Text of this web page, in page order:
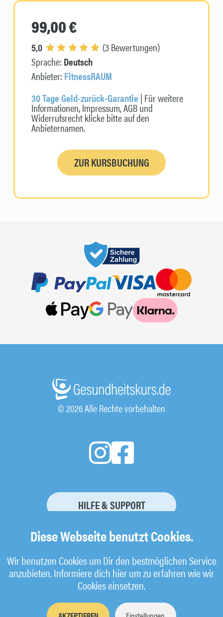
99,00 €
5,0
(3 Bewertungen)
Sprache: Deutsch
Anbieter: FitnessRAUM
30 Tage Geld-zurück-Garantie| Für weitere
Informationen, Impressum, AGB und
Widerrufsrecht klicke bitte auf den
Anbieternamen.
ZUR KURSBUCHUNG
© 2026 Alle Rechte vorbehalten
HILFE & SUPPORT
KURSBUCHUNG STORNIEREN
Impressum
AGB
Datenschutz
Diese Webseite benutzt Cookies.
Wir benutzen Cookies um Dir den bestmöglichen Service
anzubieten. Informiere dich hier um zu erfahren wie wir
Cookies einsetzen.